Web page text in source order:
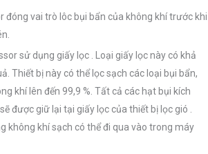
đóng vai trò lôc bụi bẩn của không khí trước khi
sử dụng giấy lọc . Loại giấy lọc này có khả
Thiết bị này có thể lọc sạch các loại bụi bẩn,
khí lên đến 99,9 %. Tất cả các hạt bụi kích
được giữ lại tại giấy lọc của thiết bị lọc gió .
không khí sạch có thể đi qua vào trong máy